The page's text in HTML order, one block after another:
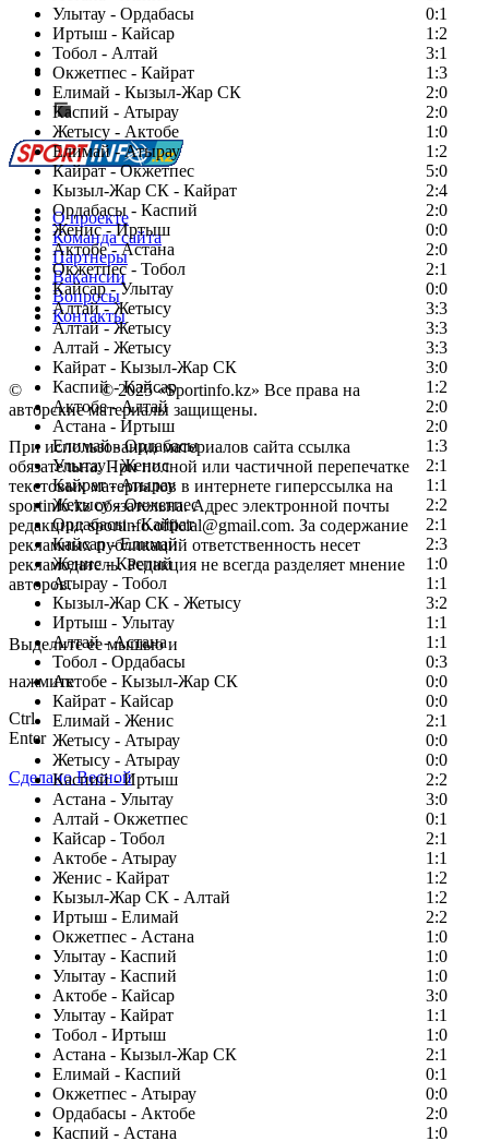
Улытау - Ордабасы
0:1
Иртыш - Кайсар
1:2
Тобол - Алтай
3:1
Окжетпес - Кайрат
1:3
Елимай - Кызыл-Жар СК
2:0
Каспий - Атырау
2:0
Жетысу - Актобе
1:0
Елимай - Атырау
1:2
Кайрат - Окжетпес
5:0
Кызыл-Жар СК - Кайрат
2:4
Ордабасы - Каспий
2:0
Женис - Иртыш
0:0
Актобе - Астана
2:0
Окжетпес - Тобол
2:1
Кайсар - Улытау
0:0
Алтай - Жетысу
3:3
Алтай - Жетысу
3:3
Алтай - Жетысу
3:3
Кайрат - Кызыл-Жар СК
3:0
Каспий - Кайсар
1:2
Актобе - Алтай
2:0
Астана - Иртыш
2:0
Елимай - Ордабасы
1:3
Улытау - Женис
2:1
Кайрат - Атырау
1:1
Жетысу - Окжетпес
2:2
Ордабасы - Кайрат
2:1
Кайсар - Елимай
2:3
Женис - Каспий
1:0
Атырау - Тобол
1:1
Кызыл-Жар СК - Жетысу
3:2
Иртыш - Улытау
1:1
Алтай - Астана
1:1
Тобол - Ордабасы
0:3
Актобе - Кызыл-Жар СК
0:0
Кайрат - Кайсар
0:0
Елимай - Женис
2:1
Жетысу - Атырау
0:0
Жетысу - Атырау
0:0
Каспий - Иртыш
2:2
Астана - Улытау
3:0
Алтай - Окжетпес
0:1
Кайсар - Тобол
2:1
Актобе - Атырау
1:1
Женис - Кайрат
1:2
Кызыл-Жар СК - Алтай
1:2
Иртыш - Елимай
2:2
Окжетпес - Астана
1:0
Улытау - Каспий
1:0
Улытау - Каспий
1:0
Актобе - Кайсар
3:0
Улытау - Кайрат
1:1
Тобол - Иртыш
1:0
Астана - Кызыл-Жар СК
2:1
Елимай - Каспий
0:1
Окжетпес - Атырау
0:0
Ордабасы - Актобе
2:0
Каспий - Астана
1:0
Есть идея?
Сообщить о мероприятии
Перейти на старый сайт
О проекте
Команда сайта
Партнеры
Вакансии
Вопросы
Контакты
© Copyright© 2025 «Sportinfo.kz» Все права на
авторские материалы защищены.
При использовании материалов сайта ссылка
обязательна. При полной или частичной перепечатке
текстовых материалов в интернете гиперссылка на
sportinfo.kz обязательна. Адрес электронной почты
редакции: sportinfo.official@gmail.com. За содержание
рекламных публикаций ответственность несет
рекламодатель. Редакция не всегда разделяет мнение
авторов.
Заметили ошибку в тексте?
Выделите ее мышью и
нажмите
Ctrl
Enter
Сделано Весной